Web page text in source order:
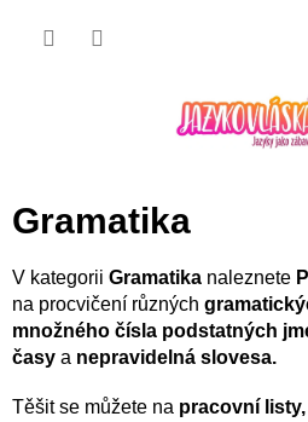
Gramatika
V kategorii Gramatika naleznete
na procvičení různých
množného čísla podstatných
časy a nepravidelná slovesa.
Těšit se můžete na pracovní